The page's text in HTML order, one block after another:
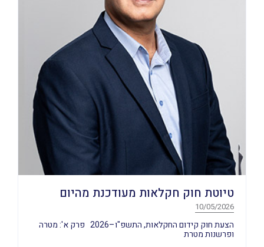
טיוטת חוק חקלאות מעודכנת מהיום
10/05/2026
הצעת חוק קידום החקלאות, התשפ"ו–2026 פרק א': מטרה
ופרשנות מטרת